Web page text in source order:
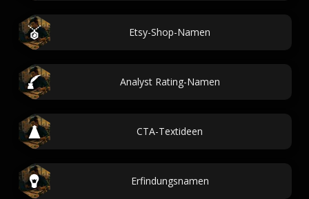
Etsy-Shop-Namen
Analyst Rating-Namen
CTA-Textideen
Erfindungsnamen